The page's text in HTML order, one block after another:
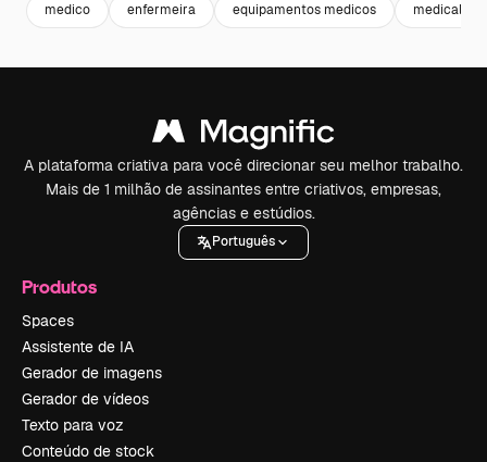
medico enfermeira equipamentos medicos medical
A plataforma criativa para você direcionar seu melhor trabalho.
Mais de 1 milhão de assinantes entre criativos, empresas,
agências e estúdios.
Português
Produtos
Spaces
Assistente de IA
Gerador de imagens
Gerador de vídeos
Texto para voz
Conteúdo de stock